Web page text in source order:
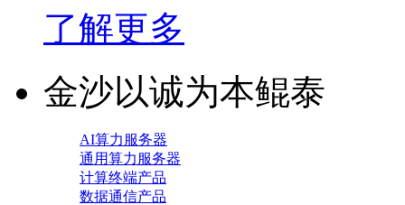
了解更多
金沙以诚为本鲲泰
AI算力服务器
通用算力服务器
计算终端产品
数据通信产品